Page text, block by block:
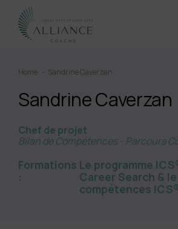
Home Sandrine Caverzan
Sandrine Caverzan
Chef de projet
Bilan de Compétences - Parcours
Formations
:
Le programme
Career Search &
compétences